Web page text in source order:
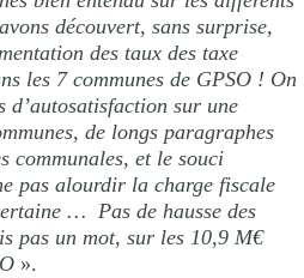
découvert, sans surprise,
des taux des taxe
les 7 communes de GPSO ! On
sur une
de longs paragraphes
communales, et le souci
pas alourdir la charge fiscale
… Pas de hausse des
pas un mot, sur les 10,9 M€
».